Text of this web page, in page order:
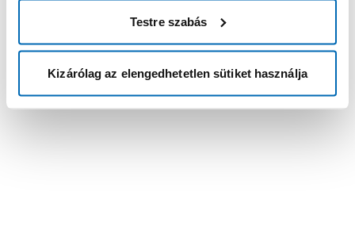
Testre szabás
Kizárólag az elengedhetetlen sütiket használja